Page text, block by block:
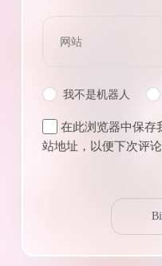
我不是机器人
在此浏览器中保存
站地址，以便下次评论